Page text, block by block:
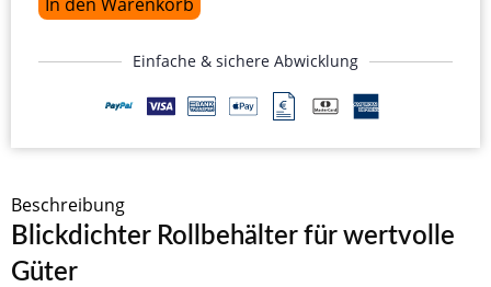
Einfache & sichere Abwicklung
Beschreibung
Blickdichter Rollbehälter für wertvolle
Güter